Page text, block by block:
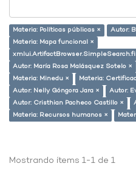
Materia: Políticas públicas ×
Autor:
Materia: Mapa funcional ×
Autor: María Rosa Malásquez Sotelo ×
Materia: Minedu ×
Materia:
Autor: Nelly Góngora Jara ×
Autor:
Autor: Cristhian Pacheco Castillo ×
Materia: Recursos humanos ×
Mostrando ítems 1-1 de 1